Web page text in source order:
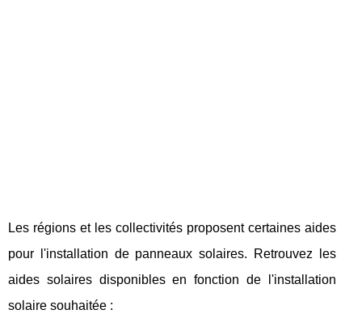
Les régions et les collectivités proposent certaines aides
pour l'installation de panneaux solaires. Retrouvez les
aides solaires disponibles en fonction de l'installation
solaire souhaitée :